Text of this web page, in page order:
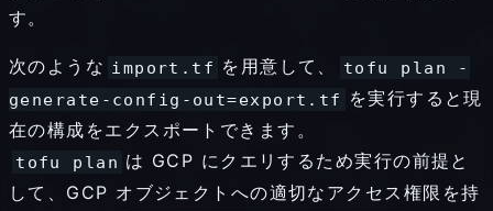
す。
次のような import.tf を用意して、
tofu plan -
generate-config-out=export.tf
を実行すると現
在の構成をエクスポートできます。
tofu plan は GCP にクエリするため実行の前提と
して、GCP オブジェクトへの適切なアクセス権限を持